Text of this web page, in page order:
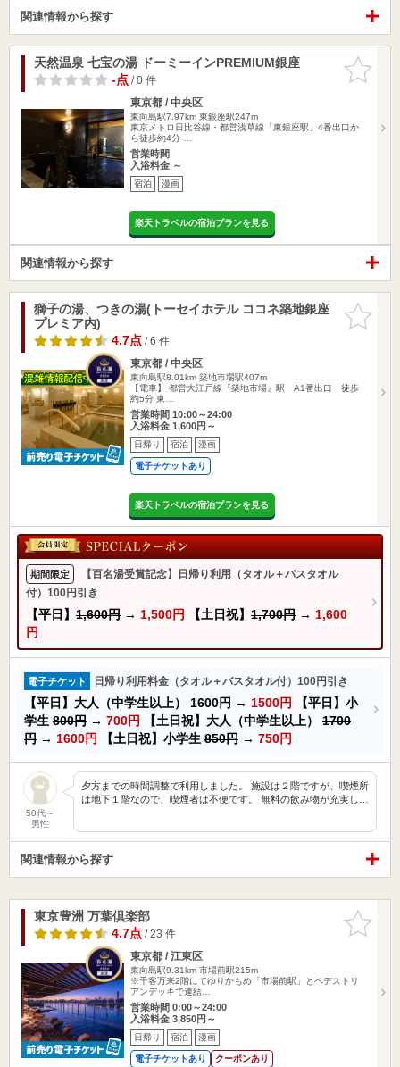
関連情報から探す
お気に入
りに追加
天然温泉 七宝の湯 ドーミーインPREMIUM銀座
-点/ 0 件
東京都 / 中央区
東向島駅7.97km 東銀座駅247m
東京メトロ日比谷線・都営浅草線「東銀座駅」4番出口か
ら徒歩約4分 …
営業時間
入浴料金 ～
宿泊 漫画
楽天トラベルの宿泊プランを見る
関連情報から探す
お気に入
りに追加
獅子の湯、つきの湯(トーセイホテル ココネ築地銀座
プレミア内)
4.7点/ 6 件
東京都 / 中央区
東向島駅8.01km 築地市場駅407m
【電車】 都営大江戸線『築地市場』駅 A1番出口 徒歩
約5分 東…
営業時間 10:00～24:00
入浴料金 1,600円～
日帰り 宿泊 漫画
電子チケットあり
楽天トラベルの宿泊プランを見る
期間限定
【百名湯受賞記念】日帰り利用（タオル＋バスタオル
付）100円引き
【平日】 1,600円 → 1,500円 【土日祝】 1,700円 → 1,600
円
電子チケット 日帰り利用料金（タオル＋バスタオル付）100円引き
【平日】大人（中学生以上） 1600円 → 1500円
【平日】小
学生 800円 → 700円 【土日祝】大人（中学生以上） 1700
円 → 1600円 【土日祝】小学生 850円 → 750円
50代～
男性
夕方までの時間調整で利用しました。 施設は２階ですが、喫煙所
は地下１階なので、喫煙者は不便です。 無料の飲み物が充実し…
関連情報から探す
お気に入
りに追加
東京豊洲 万葉倶楽部
4.7点/ 23 件
東京都 / 江東区
東向島駅9.31km 市場前駅215m
※千客万来2階にてゆりかもめ「市場前駅」とペデストリ
アンデッキで連結…
営業時間 0:00～24:00
入浴料金 3,850円～
日帰り 宿泊 漫画
電子チケットあり クーポンあり